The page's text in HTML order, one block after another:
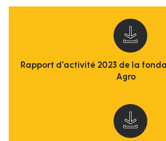
Rapport d'activité 2023 de la
Agro